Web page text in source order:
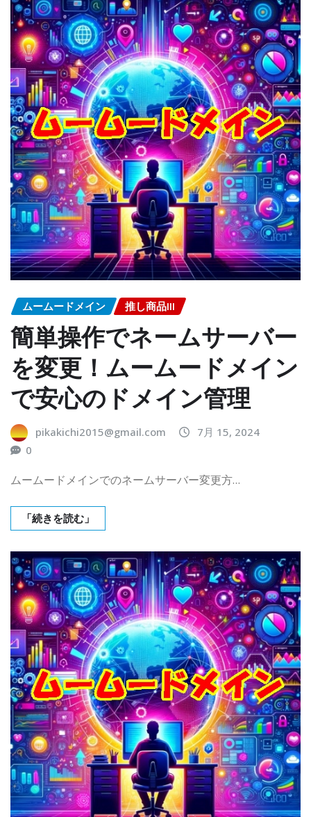
ムームードメイン 推し商品III
簡単操作でネームサーバー
を変更！ムームードメイン
で安心のドメイン管理
pikakichi2015@gmail.com
7月 15, 2024
0
ムームードメインでのネームサーバー変更方…
「続きを読む」